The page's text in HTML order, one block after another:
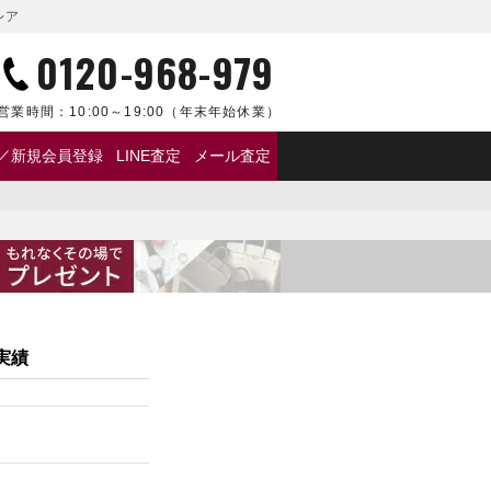
ア
0120-968-979
業時間： 10:00～19:00 （年末年始休業）
新規会員登録 LINE査定 メール査定
績